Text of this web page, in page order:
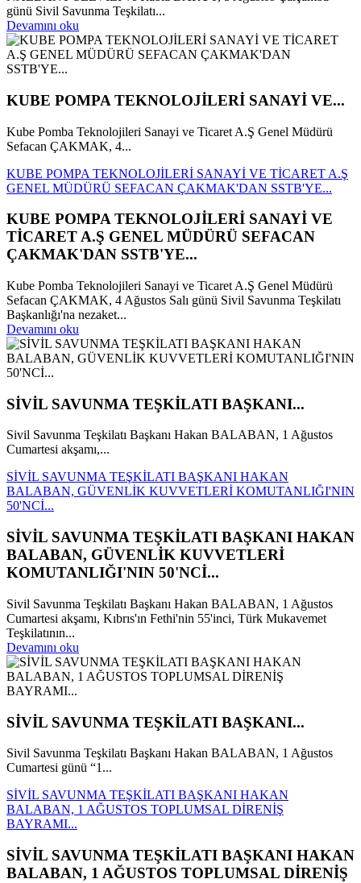
günü Sivil Savunma Teşkilatı...
Devamını oku
KUBE POMPA TEKNOLOJİLERİ SANAYİ VE...
Kube Pomba Teknolojileri Sanayi ve Ticaret A.Ş Genel Müdürü
Sefacan ÇAKMAK, 4...
KUBE POMPA TEKNOLOJİLERİ SANAYİ VE TİCARET A.Ş
GENEL MÜDÜRÜ SEFACAN ÇAKMAK'DAN SSTB'YE...
KUBE POMPA TEKNOLOJİLERİ SANAYİ VE
TİCARET A.Ş GENEL MÜDÜRÜ SEFACAN
ÇAKMAK'DAN SSTB'YE...
Kube Pomba Teknolojileri Sanayi ve Ticaret A.Ş Genel Müdürü
Sefacan ÇAKMAK, 4 Ağustos Salı günü Sivil Savunma Teşkilatı
Başkanlığı'na nezaket...
Devamını oku
SİVİL SAVUNMA TEŞKİLATI BAŞKANI...
Sivil Savunma Teşkilatı Başkanı Hakan BALABAN, 1 Ağustos
Cumartesi akşamı,...
SİVİL SAVUNMA TEŞKİLATI BAŞKANI HAKAN
BALABAN, GÜVENLİK KUVVETLERİ KOMUTANLIĞI'NIN
50'NCİ...
SİVİL SAVUNMA TEŞKİLATI BAŞKANI HAKAN
BALABAN, GÜVENLİK KUVVETLERİ
KOMUTANLIĞI'NIN 50'NCİ...
Sivil Savunma Teşkilatı Başkanı Hakan BALABAN, 1 Ağustos
Cumartesi akşamı, Kıbrıs'ın Fethi'nin 55'inci, Türk Mukavemet
Teşkilatının...
Devamını oku
SİVİL SAVUNMA TEŞKİLATI BAŞKANI...
Sivil Savunma Teşkilatı Başkanı Hakan BALABAN, 1 Ağustos
Cumartesi günü “1...
SİVİL SAVUNMA TEŞKİLATI BAŞKANI HAKAN
BALABAN, 1 AĞUSTOS TOPLUMSAL DİRENİŞ
BAYRAMI...
SİVİL SAVUNMA TEŞKİLATI BAŞKANI HAKAN
BALABAN, 1 AĞUSTOS TOPLUMSAL DİRENİŞ